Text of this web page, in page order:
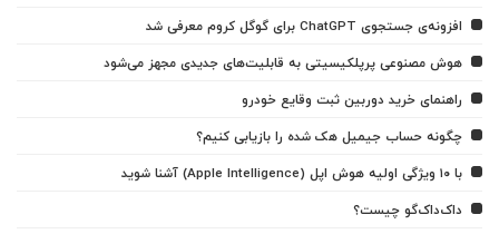
افزونه‌ی جستجوی ChatGPT برای گوگل کروم معرفی شد
هوش مصنوعی پرپلکیسیتی به قابلیت‌های جدیدی مجهز می‌شود
راهنمای خرید دوربین ثبت وقایع خودرو
چگونه حساب جیمیل هک شده را بازیابی کنیم؟
با ۱۰ ویژگی اولیه هوش اپل (Apple Intelligence) آشنا شوید
داک‌داک‌گو چیست؟